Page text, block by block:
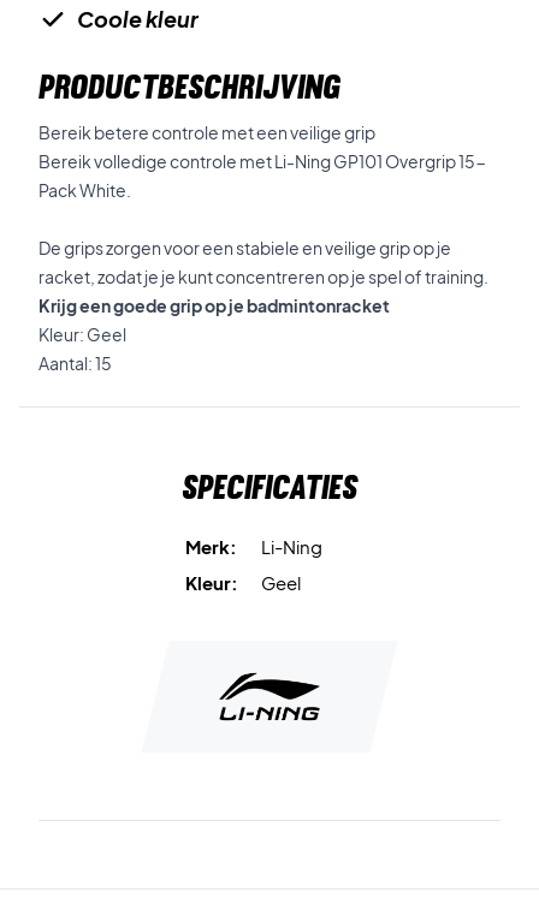
Coole kleur
PRODUCTBESCHRIJVING
Bereik betere controle met een veilige grip
Bereik volledige controle metLi-Ning GP101 Overgrip 15-
Pack White.
De grips zorgen voor een stabiele en veilige grip op je
racket, zodat je je kunt concentreren op je spel of training.
Krijg een goede grip op je badmintonracket
Kleur: Geel
Aantal: 15
Specificaties
Merk:
Li-Ning
Kleur:
Geel